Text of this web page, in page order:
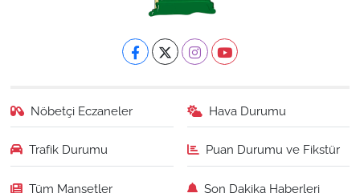
Nöbetçi Eczaneler Hava Durumu
Trafik Durumu Puan Durumu ve Fikstür
Tüm Manşetler Son Dakika Haberleri